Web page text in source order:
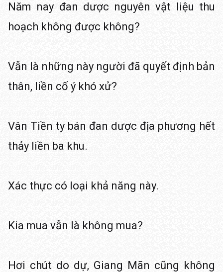
Năm nay đan dược nguyên vật liệu thu
hoạch không được không?
Vẫn là những này người đã quyết định bản
thân, liền cố ý khó xử?
Vân Tiền ty bán đan dược địa phương hết
thảy liền ba khu.
Xác thực có loại khả năng này.
Kia mua vẫn là không mua?
Hơi chút do dự, Giang Mãn cũng không